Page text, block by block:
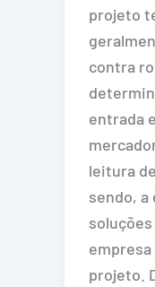
projeto
contra
entrada
leitura
sendo, a
projeto.